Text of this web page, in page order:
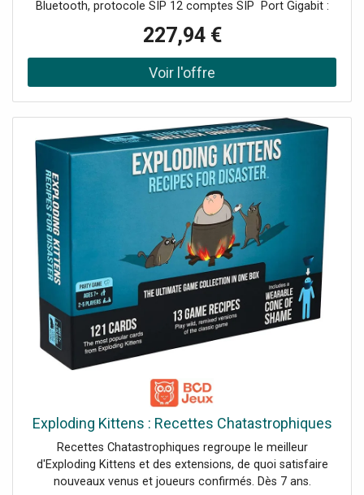
Bluetooth, protocole SIP 12 comptes SIP Port Gigabit :
améliorée Ecran TFT couleur haute résolution 4.3’’ 24
touches de fonctions dont 6 physiques Qualité audio
supérieure (DSP) Supporte 3cx
227,94 €
Exploding Kittens : Recettes Chatastrophiques
Recettes Chatastrophiques regroupe le meilleur
d'Exploding Kittens et des extensions, de quoi satisfaire
nouveaux venus et joueurs confirmés. Dès 7 ans.